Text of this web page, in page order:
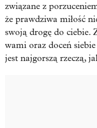
związane z
że prawdziwa miłość
swoją drogę do ciebie.
wami oraz doceń
jest najgorszą rzeczą,